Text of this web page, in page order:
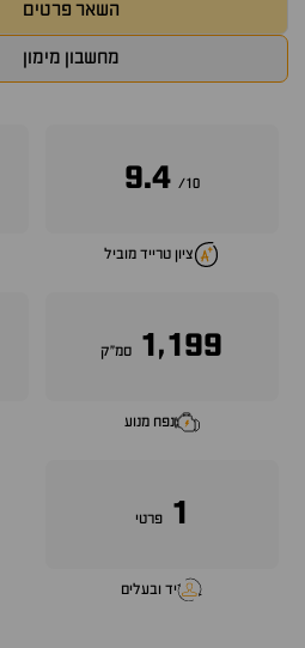
השאר פרטים
מחשבון מימון
10/
9.4
ציון טרייד מוביל
1,199 סמ״ק
נפח מנוע
1 פרטי
יד ובעלים